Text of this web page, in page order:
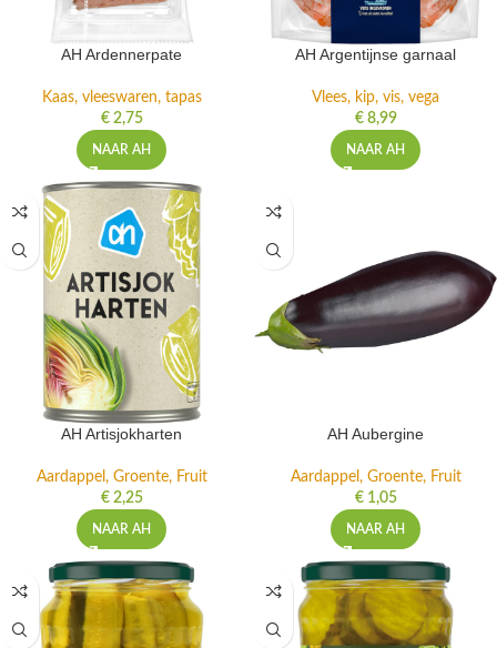
AH Ardennerpate
Kaas, vleeswaren, tapas
€2,75
NAAR AH
AH Argentijnse garnaal
Vlees, kip, vis, vega
€8,99
NAAR AH
AH Artisjokharten
Aardappel, Groente, Fruit
€2,25
NAAR AH
AH Aubergine
Aardappel, Groente, Fruit
€1,05
NAAR AH